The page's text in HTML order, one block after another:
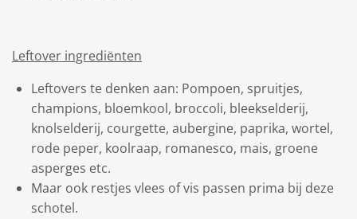
Leftover ingrediënten
Leftovers te denken aan: Pompoen, spruitjes,
champions, bloemkool, broccoli, bleekselderij,
knolselderij, courgette, aubergine, paprika, wortel,
rode peper, koolraap, romanesco, mais, groene
asperges etc.
Maar ook restjes vlees of vis passen prima bij deze
schotel.